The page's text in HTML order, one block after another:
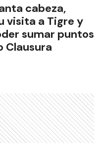
cabeza,
visita a Tigre y
sumar puntos
Clausura